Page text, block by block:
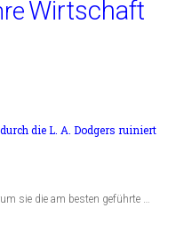
Wirtschaft
die L. A. Dodgers ruiniert
sie die am besten geführte …